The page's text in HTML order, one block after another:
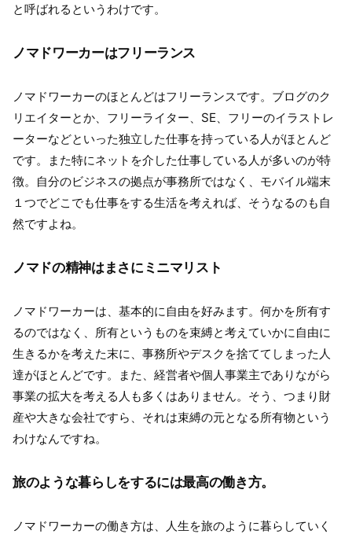
と呼ばれるというわけです。
ノマドワーカーはフリーランス
ノマドワーカーのほとんどはフリーランスです。ブログのク
リエイターとか、フリーライター、SE、フリーのイラストレ
ーターなどといった独立した仕事を持っている人がほとんど
です。また特にネットを介した仕事している人が多いのが特
徴。自分のビジネスの拠点が事務所ではなく、モバイル端末
１つでどこでも仕事をする生活を考えれば、そうなるのも自
然ですよね。
ノマドの精神はまさにミニマリスト
ノマドワーカーは、基本的に自由を好みます。何かを所有す
るのではなく、所有というものを束縛と考えていかに自由に
生きるかを考えた末に、事務所やデスクを捨ててしまった人
達がほとんどです。また、経営者や個人事業主でありながら
事業の拡大を考える人も多くはありません。そう、つまり財
産や大きな会社ですら、それは束縛の元となる所有物という
わけなんですね。
旅のような暮らしをするには最高の働き方。
ノマドワーカーの働き方は、人生を旅のように暮らしていく